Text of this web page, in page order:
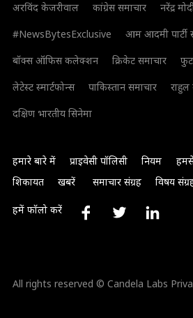
अरविंद केजरीवाल कांग्रेस समाचार नरेंद्र
#NewsBytesExclusive
आम आदमी पार्टी
बॉक्स ऑफिस कलेक्शन
क्रिकेट समाचार
लेटेस्ट स्मार्टफोन्स
पाकिस्तान समाचार राहुल
दक्षिण भारतीय सिनेमा
हमारे बारे में प्राइवेसी पॉलिसी नियम
शिकायत
खबरें समाचार संग्रह विषय
हमें फॉलो करें
All rights reserved © Candela Labs